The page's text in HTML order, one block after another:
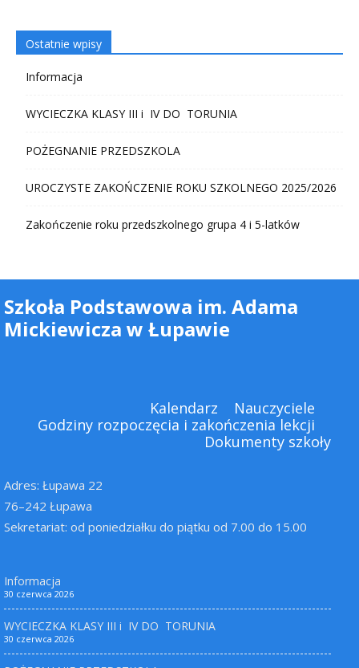
Ostatnie wpisy
Informacja
WYCIECZKA KLASY III i IV DO TORUNIA
POŻEGNANIE PRZEDSZKOLA
UROCZYSTE ZAKOŃCZENIE ROKU SZKOLNEGO 2025/2026
Zakończenie roku przedszkolnego grupa 4 i 5-latków
Szkoła Podstawowa im. Adama
Mickiewicza w Łupawie
Kalendarz
Nauczyciele
Godziny rozpoczęcia i zakończenia lekcji
Dokumenty szkoły
Adres: Łupawa 22
76–242 Łupawa
Sekretariat: od poniedziałku do piątku od 7.00 do 15.00
Informacja
30 czerwca 2026
WYCIECZKA KLASY III i IV DO TORUNIA
30 czerwca 2026